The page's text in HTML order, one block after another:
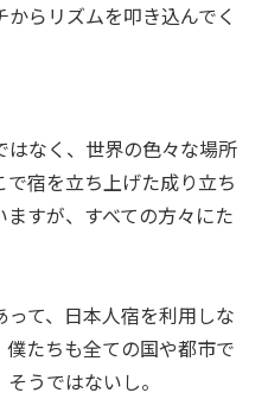
らリズムを叩き込んでく
なく、世界の色々な場所
宿を立ち上げた成り立ち
すが、すべての方々にた
て、日本人宿を利用しな
たちも全ての国や都市で
うではないし。